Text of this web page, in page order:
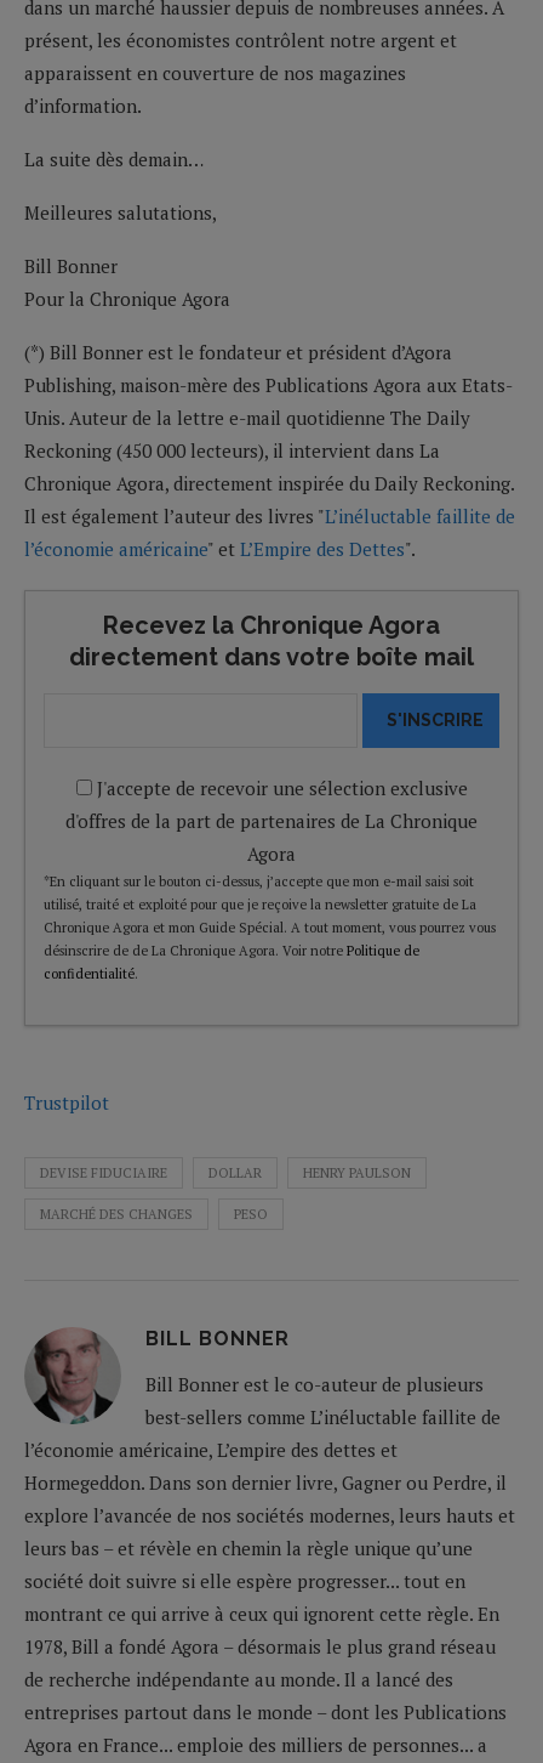
dans un marché haussier depuis de nombreuses années. A
présent, les économistes contrôlent notre argent et
apparaissent en couverture de nos magazines
d’information.
La suite dès demain…
Meilleures salutations,
Bill Bonner
Pour la Chronique Agora
(*) Bill Bonner est le fondateur et président d’Agora
Publishing, maison-mère des Publications Agora aux Etats-
Unis. Auteur de la lettre e-mail quotidienne The Daily
Reckoning (450 000 lecteurs), il intervient dans La
Chronique Agora, directement inspirée du Daily Reckoning.
Il est également l’auteur des livres "L’inéluctable faillite de
l’économie américaine" et L’Empire des Dettes".
Recevez la Chronique Agora
directement dans votre boîte mail
S'INSCRIRE
J'accepte de recevoir une sélection exclusive
d'offres de la part de partenaires de La Chronique
Agora
*En cliquant sur le bouton ci-dessus, j’accepte que mon e-mail saisi soit
utilisé, traité et exploité pour que je reçoive la newsletter gratuite de La
Chronique Agora et mon Guide Spécial. A tout moment, vous pourrez vous
désinscrire de de La Chronique Agora. Voir notre Politique de
confidentialité.
Trustpilot
DEVISE FIDUCIAIRE DOLLAR HENRY PAULSON
MARCHÉ DES CHANGES PESO
BILL BONNER
Bill Bonner est le co-auteur de plusieurs
best-sellers comme L’inéluctable faillite de
l’économie américaine, L’empire des dettes et
Hormegeddon. Dans son dernier livre, Gagner ou Perdre, il
explore l’avancée de nos sociétés modernes, leurs hauts et
leurs bas – et révèle en chemin la règle unique qu’une
société doit suivre si elle espère progresser... tout en
montrant ce qui arrive à ceux qui ignorent cette règle. En
1978, Bill a fondé Agora – désormais le plus grand réseau
de recherche indépendante au monde. Il a lancé des
entreprises partout dans le monde – dont les Publications
Agora en France... emploie des milliers de personnes... a